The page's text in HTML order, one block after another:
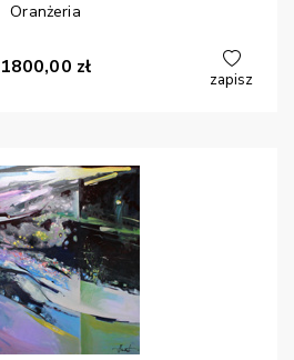
Oranżeria
1800,00 zł
zapisz